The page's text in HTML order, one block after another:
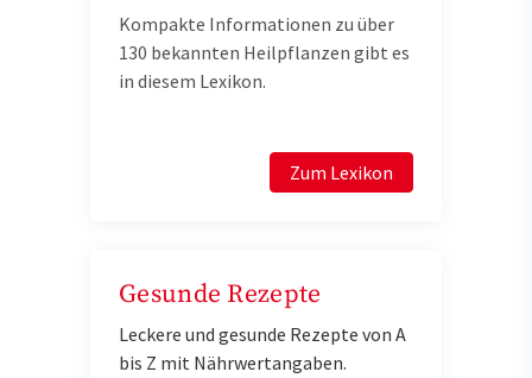
Kompakte Informationen zu über
130 bekannten Heilpflanzen gibt es
in diesem Lexikon.
Zum Lexikon
Gesunde Rezepte
Leckere und gesunde Rezepte von A
bis Z mit Nährwertangaben.